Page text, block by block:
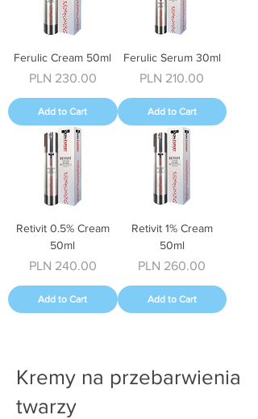
Ferulic Cream 50ml
Price
PLN 230.00
Add to Cart
Ferulic Serum 30ml
Price
PLN 210.00
Add to Cart
Retivit 0.5% Cream
50ml
Price
PLN 240.00
Add to Cart
Retivit 1% Cream
50ml
Price
PLN 260.00
Add to Cart
Kremy na przebarwienia
twarzy